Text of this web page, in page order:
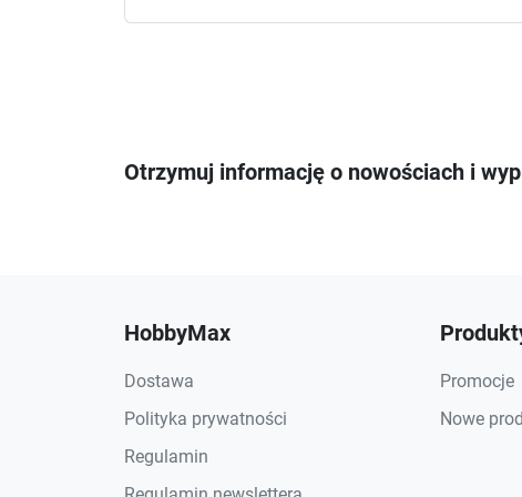
Otrzymuj informację o nowościach i
HobbyMax
Dostawa
Polityka prywatności
Regulamin
Promocje
Nowe